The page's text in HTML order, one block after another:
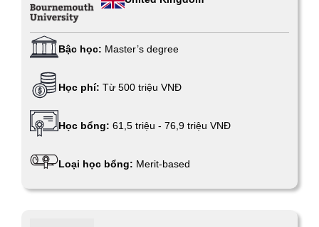
Bậc học: Master’s degree
Học phí: Từ 500 triệu VNĐ
Học bổng: 61,5 triệu - 76,9 triệu VNĐ
Loại học bổng: Merit-based